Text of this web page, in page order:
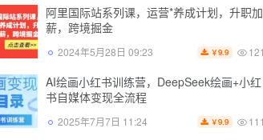
阿里国际站系列课，运营*养成计划，升职加
薪，跨境掘金
2024年5月28日 09:23 ￥9.9
AI绘画小红书训练营，DeepSeek绘画+小红
书自媒体变现全流程
2025年7月7日 11:24 ￥9.9